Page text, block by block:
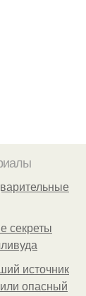
секреты
источник
опасный